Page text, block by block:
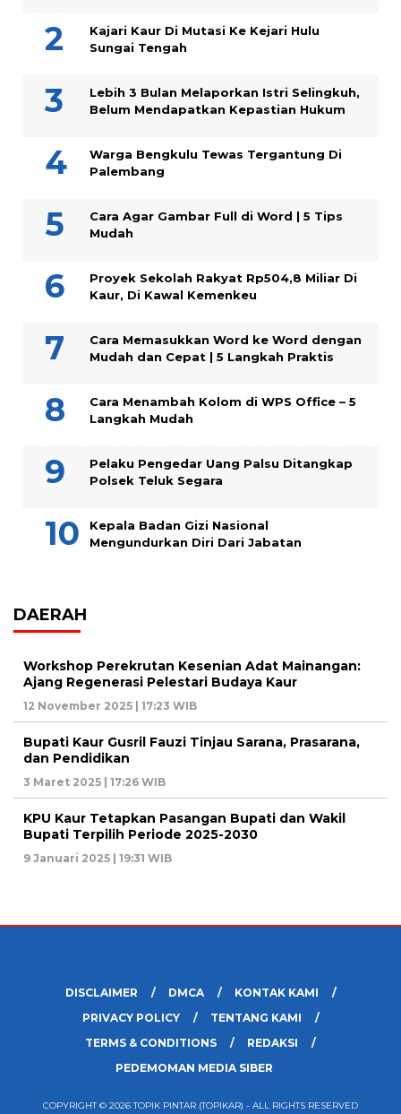
Kajari Kaur Di Mutasi Ke Kejari Hulu
Sungai Tengah
Lebih 3 Bulan Melaporkan Istri Selingkuh,
Belum Mendapatkan Kepastian Hukum
Warga Bengkulu Tewas Tergantung Di
Palembang
Cara Agar Gambar Full di Word | 5 Tips
Mudah
Proyek Sekolah Rakyat Rp504,8 Miliar Di
Kaur, Di Kawal Kemenkeu
Cara Memasukkan Word ke Word dengan
Mudah dan Cepat | 5 Langkah Praktis
Cara Menambah Kolom di WPS Office – 5
Langkah Mudah
Pelaku Pengedar Uang Palsu Ditangkap
Polsek Teluk Segara
Kepala Badan Gizi Nasional
Mengundurkan Diri Dari Jabatan
DAERAH
Workshop Perekrutan Kesenian Adat Mainangan:
Ajang Regenerasi Pelestari Budaya Kaur
12 November 2025 | 17:23 WIB
Bupati Kaur Gusril Fauzi Tinjau Sarana, Prasarana,
dan Pendidikan
3 Maret 2025 | 17:26 WIB
KPU Kaur Tetapkan Pasangan Bupati dan Wakil
Bupati Terpilih Periode 2025-2030
9 Januari 2025 | 19:31 WIB
DISCLAIMER DMCA
KONTAK KAMI
PRIVACY POLICY
TENTANG KAMI
TERMS & CONDITIONS
REDAKSI
PEDEMOMAN MEDIA SIBER
COPYRIGHT © 2026 TOPIK PINTAR (TOPIKAR) - ALL RIGHTS RESERVED